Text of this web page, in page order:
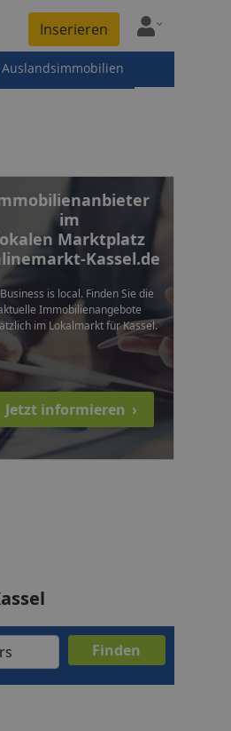
Inserieren
Auslandsimmobilien
im
Marktplatz
Kassel.de
is local. Finden Sie die
Immobilienangebote
im Lokalmarkt für Kassel.
Jetzt informieren ›